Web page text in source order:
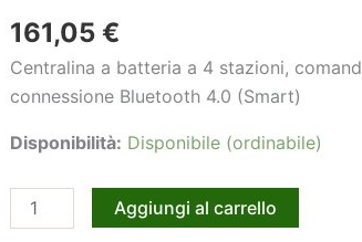
161,05€
Centralina a batteria a 4 stazioni,
connessione Bluetooth 4.0 (Smart)
Disponibilità: Disponibile (ordinabile)
Solem
BL-
Aggiungi al carrello